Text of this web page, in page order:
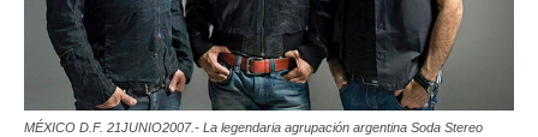
MÉXICO D.F. 21JUNIO2007.- La legendaria agrupación argentina Soda Stereo